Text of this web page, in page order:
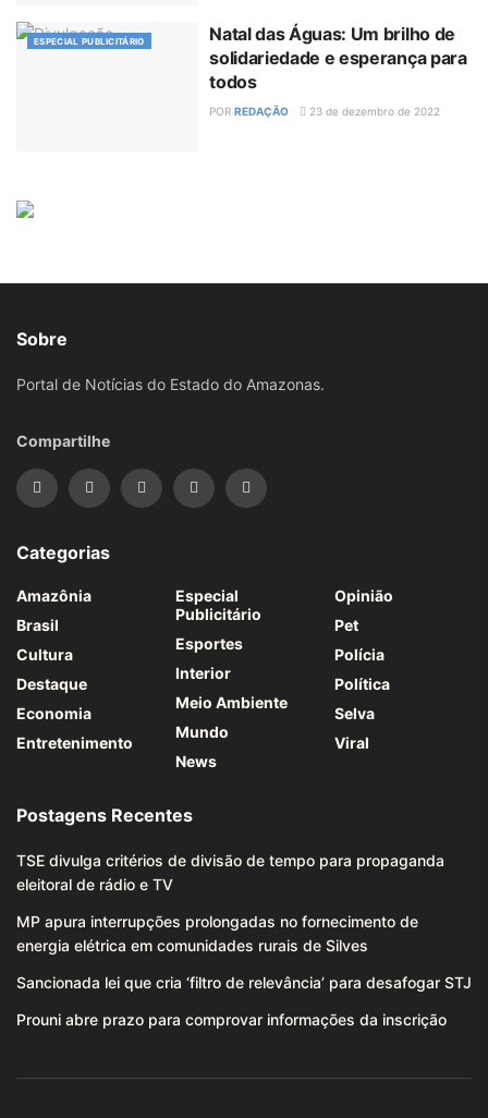
ESPECIAL PUBLICITÁRIO
Natal das Águas: Um brilho de
solidariedade e esperança para
todos
POR REDAÇÃO 23 de dezembro de 2022
Sobre
Portal de Notícias do Estado do Amazonas.
Compartilhe
Categorias
Amazônia
Brasil
Cultura
Destaque
Economia
Entretenimento
Especial
Publicitário
Esportes
Interior
Meio Ambiente
Mundo
News
Opinião
Pet
Polícia
Política
Selva
Viral
Postagens Recentes
TSE divulga critérios de divisão de tempo para propaganda
eleitoral de rádio e TV
MP apura interrupções prolongadas no fornecimento de
energia elétrica em comunidades rurais de Silves
Sancionada lei que cria ‘filtro de relevância’ para desafogar STJ
Prouni abre prazo para comprovar informações da inscrição